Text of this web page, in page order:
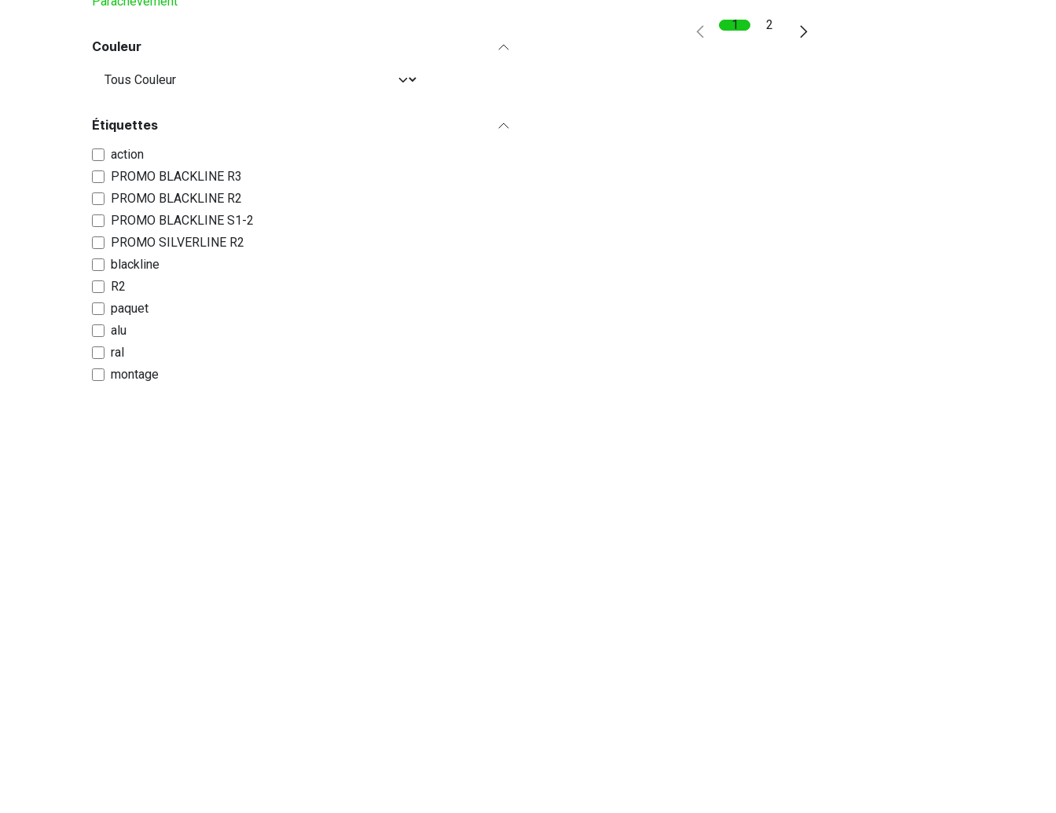
Couleur
Étiquettes
action
PROMO BLACKLINE R3
PROMO BLACKLINE R2
PROMO BLACKLINE S1-2
PROMO SILVERLINE R2
blackline
R2
paquet
alu
ral
montage
1 2